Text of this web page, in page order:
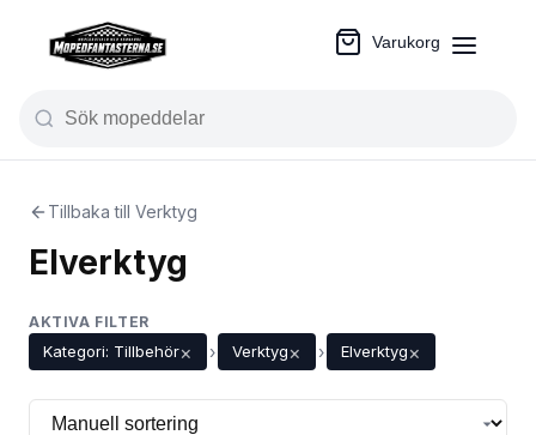
Varukorg
Tillbaka till Verktyg
Elverktyg
AKTIVA FILTER
Kategori: Tillbehör× › Verktyg× › Elverktyg×